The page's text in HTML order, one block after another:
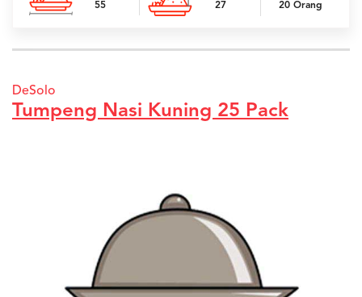
55 27 20 Orang
DeSolo
Tumpeng Nasi Kuning 25 Pack